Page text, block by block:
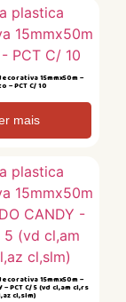
15mmx50m –
– PCT C/ 10
mais
15mmx50m –
– PCT C/ 5 (vd cl,am cl,rs
cl,slm)